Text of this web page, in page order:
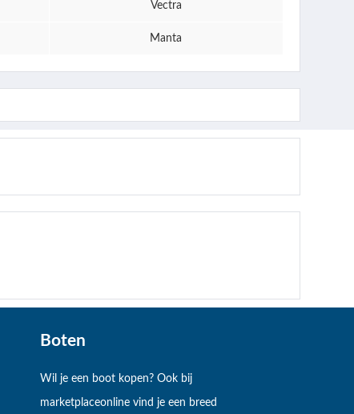
Vectra
Manta
Boten
Wil je een boot kopen? Ook bij
marketplaceonline vind je een breed